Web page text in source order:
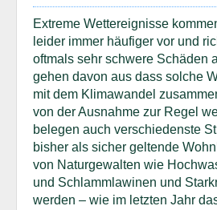
Extreme Wettereignisse
leider immer häufiger vor und
oftmals sehr schwere Schäden
gehen davon aus dass solche
mit dem Klimawandel
von der Ausnahme zur Regel
belegen auch verschiedenste
bisher als sicher geltende
von Naturgewalten wie
und Schlammlawinen und
werden – wie im letzten Jahr